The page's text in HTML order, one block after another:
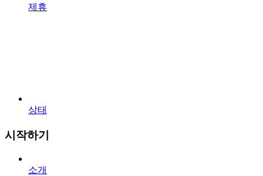
제휴
상태
시작하기
소개